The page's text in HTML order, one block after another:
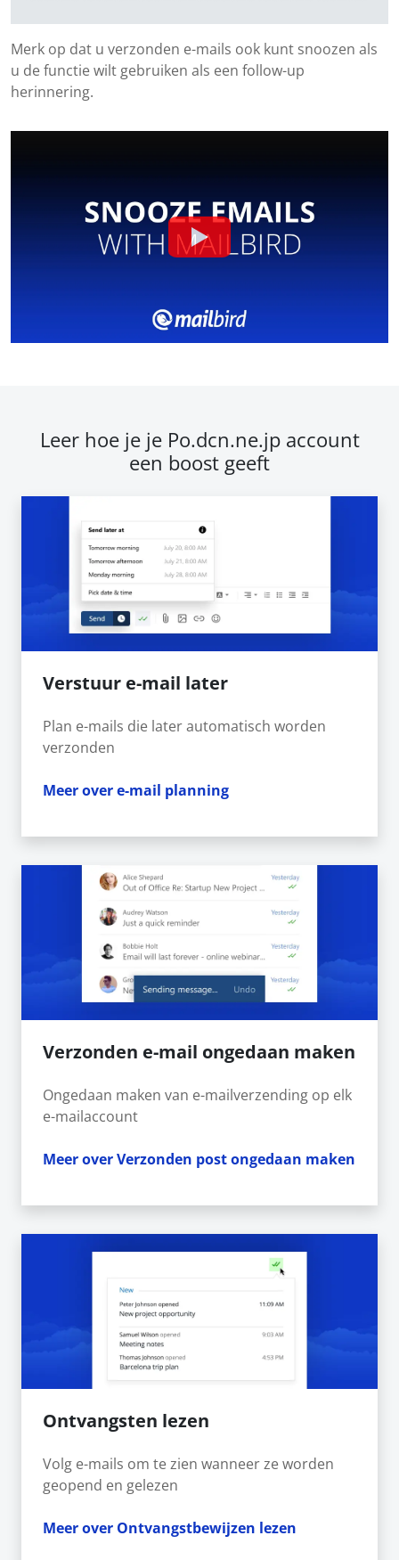
Merk op dat u verzonden e-mails ook kunt snoozen als
u de functie wilt gebruiken als een follow-up
herinnering.
Leer hoe je je Po.dcn.ne.jp account
een boost geeft
Verstuur e-mail later
Plan e-mails die later automatisch worden
verzonden
Meer over e-mail planning
Verzonden e-mail ongedaan maken
Ongedaan maken van e-mailverzending op elk
e-mailaccount
Meer over Verzonden post ongedaan maken
Ontvangsten lezen
Volg e-mails om te zien wanneer ze worden
geopend en gelezen
Meer over Ontvangstbewijzen lezen